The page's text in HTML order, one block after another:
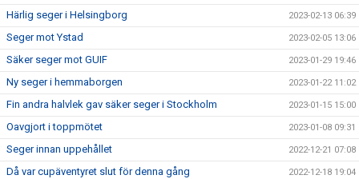
Härlig seger i Helsingborg 2023-02-13 06:39
Seger mot Ystad 2023-02-05 13:06
Säker seger mot GUIF 2023-01-29 19:46
Ny seger i hemmaborgen 2023-01-22 11:02
Fin andra halvlek gav säker seger i Stockholm 2023-01-15 15:00
Oavgjort i toppmötet 2023-01-08 09:31
Seger innan uppehållet 2022-12-21 07:08
Då var cupäventyret slut för denna gång 2022-12-18 19:04